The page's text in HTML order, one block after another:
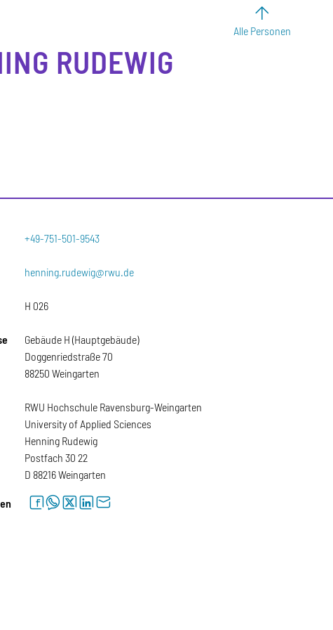
Alle Personen
RUDEWIG
+49-751-501-9543
henning.rudewig@rwu.de
H 026
Gebäude H (Hauptgebäude)
Doggenriedstraße 70
88250 Weingarten
RWU Hochschule Ravensburg-Weingarten
University of Applied Sciences
Henning Rudewig
Postfach 30 22
D 88216 Weingarten
facebookwhatsapptwitterlinkedinletter